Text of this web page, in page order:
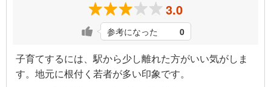
3.0
参考になった 0
子育てするには、駅から少し離れた方がいい気がしま
す。地元に根付く若者が多い印象です。